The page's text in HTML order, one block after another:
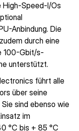
High-Speed-I/Os
Anbindung. Die
durch eine
100-Gbit/s-
unterstützt.
führt alle
über seine
Sie sind ebenso wie
im
°C bis + 85 °C